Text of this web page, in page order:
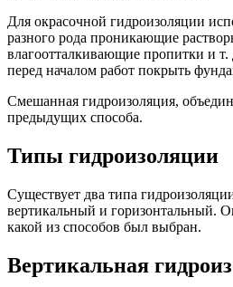
Для окрасочной гидроизоляции
разного рода проникающие
влагоотталкивающие пропитки и
перед началом работ покрыть
Смешанная гидроизоляция,
предыдущих способа.
Типы гидроизоляции
Существует два типа
вертикальный и горизонтальный.
какой из способов был выбран.
Вертикальная